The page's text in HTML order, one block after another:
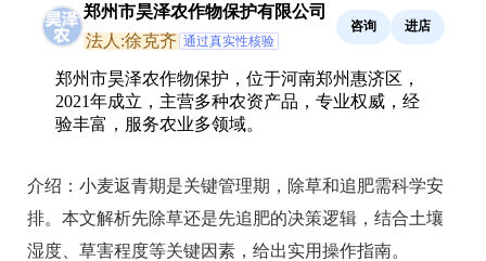
郑州市昊泽农作物保护有限公司
法人:徐克齐 通过真实性核验
咨询 进店
郑州市昊泽农作物保护，位于河南郑州惠济区，
2021年成立，主营多种农资产品，专业权威，经
验丰富，服务农业多领域。
介绍： 小麦返青期是关键管理期，除草和追肥需科学安
排。本文解析先除草还是先追肥的决策逻辑，结合土壤
湿度、草害程度等关键因素，给出实用操作指南。